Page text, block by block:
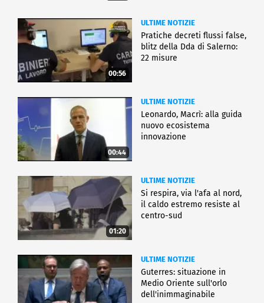
00:56
ULTIME NOTIZIE
Pratiche decreti flussi false,
blitz della Dda di Salerno:
22 misure
00:44
ULTIME NOTIZIE
Leonardo, Macrì: alla guida
nuovo ecosistema
innovazione
01:20
ULTIME NOTIZIE
Si respira, via l'afa al nord,
il caldo estremo resiste al
centro-sud
ULTIME NOTIZIE
Guterres: situazione in
Medio Oriente sull'orlo
dell'inimmaginabile